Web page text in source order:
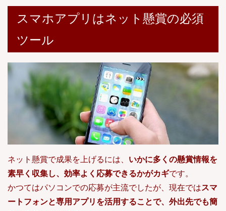
るはずです。ポイントサイト30選比較表...
スマホアプリはネット懸賞の必須
ツール
ネット懸賞で成果を上げるには、 いかに多くの懸賞情報を
素早く収集し、効率よく応募できるかがカギです。
かつてはパソコンでの応募が主流でしたが、現在ではスマ
ートフォンと専用アプリを活用することで、外出先でも簡